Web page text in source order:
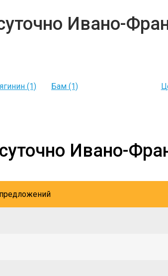
Ивано-
(1) Бам (1)
Ивано-